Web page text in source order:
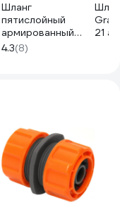
Шланг
пятислойный
армированный
НОВЭМ ЛапотОК
ЭКО ПВХ, 3/4 30м,
4.3(8)
Grandy 3/
21